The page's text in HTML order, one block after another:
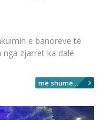
e banorëve të
nga zjarret ka dalë
më shumë...